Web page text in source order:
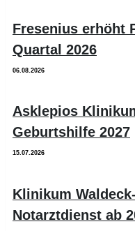
Fresenius erhöht
Quartal 2026
06.08.2026
Asklepios
Geburtshilfe 2027
15.07.2026
Klinikum
Notarztdienst ab